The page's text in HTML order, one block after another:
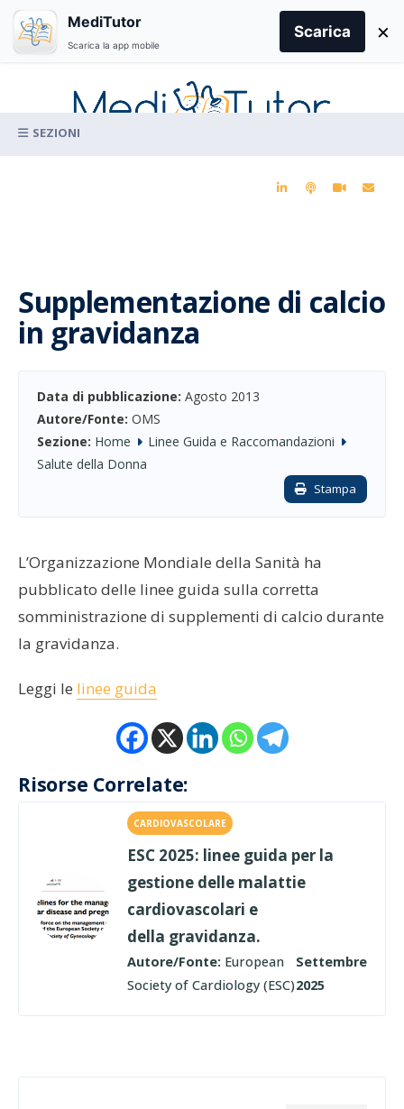
content
Supplementazione di calcio
in gravidanza
Data di pubblicazione: Agosto 2013
Autore/Fonte: OMS
Sezione: Home
Linee Guida e Raccomandazioni
Salute della Donna
Stampa
L’Organizzazione Mondiale della Sanità ha
pubblicato delle linee guida sulla corretta
somministrazione di supplementi di calcio durante
la gravidanza.
Leggi le linee guida
Risorse Correlate:
CARDIOVASCOLARE
ESC 2025: linee guida per la
gestione delle malattie
cardiovascolari e
della gravidanza.
Autore/Fonte: European
Society of Cardiology (ESC)
Settembre
2025
for:
MediTutor
Scarica la app mobile
Scarica ×